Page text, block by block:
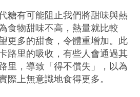
糖有可能阻止我們將甜味與熱
食物甜味不高，熱量就比較
更多的甜食，令體重增加。此
路里的吸收，有些人會通過其
里，導致「得不償失」，以為
際上無意識地食得更多。